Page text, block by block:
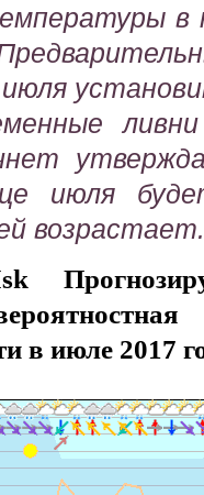
в
июля
возрастает.
в июле 2017